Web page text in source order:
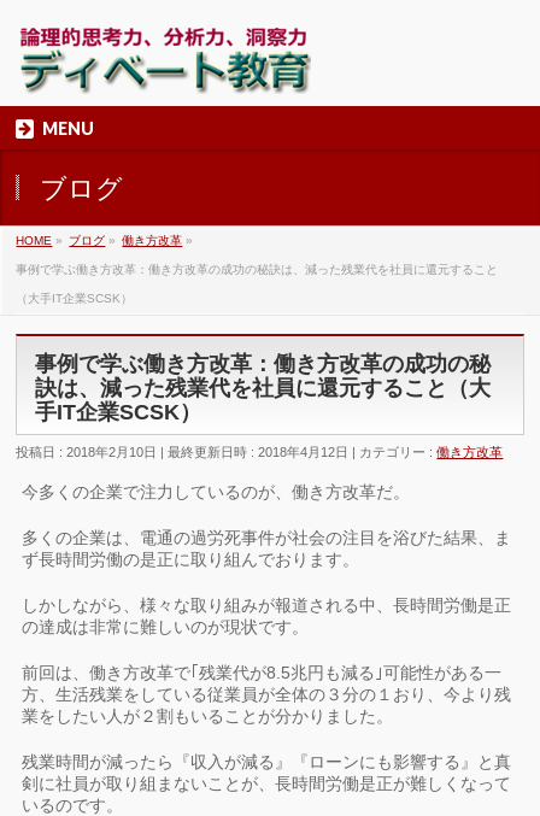
MENU
ブログ
HOME » ブログ » 働き方改革 »
事例で学ぶ働き方改革：働き方改革の成功の秘訣は、減った残業代を社員に還元すること
（大手IT企業SCSK）
事例で学ぶ働き方改革：働き方改革の成功の秘
訣は、減った残業代を社員に還元すること（大
手IT企業SCSK）
投稿日 : 2018年2月10日 最終更新日時 : 2018年4月12日 カテゴリー :働き方改革
今多くの企業で注力しているのが、働き方改革だ。
多くの企業は、電通の過労死事件が社会の注目を浴びた結果、ま
ず長時間労働の是正に取り組んでおります。
しかしながら、様々な取り組みが報道される中、長時間労働是正
の達成は非常に難しいのが現状です。
前回は、働き方改革で｢残業代が8.5兆円も減る｣可能性がある一
方、生活残業をしている従業員が全体の３分の１おり、今より残
業をしたい人が２割もいることが分かりました。
残業時間が減ったら『収入が減る』『ローンにも影響する』と真
剣に社員が取り組まないことが、長時間労働是正が難しくなって
いるのです。